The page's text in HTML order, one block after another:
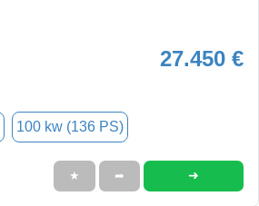
27.450 €
100 kw (136 PS)
★ ➦ ➜